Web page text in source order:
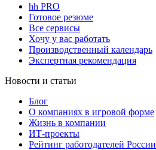
hh PRO
Готовое резюме
Все сервисы
Хочу у вас работать
Производственный календарь
Экспертная рекомендация
Новости и статьи
Блог
О компаниях в игровой форме
Жизнь в компании
ИТ-проекты
Рейтинг работодателей России